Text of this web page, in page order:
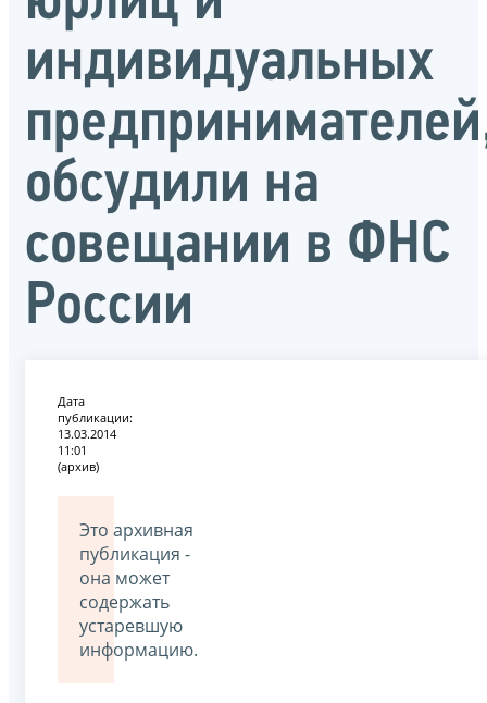
индивидуальных
обсудили на
совещании в ФНС
России
Дата
публикации:
13.03.2014
11:01
(архив)
Это архивная
публикация -
она может
содержать
устаревшую
информацию.